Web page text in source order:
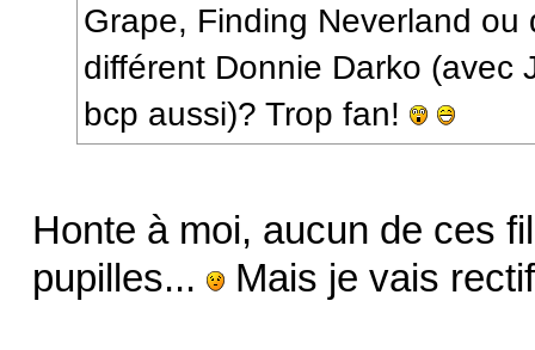
Grape, Finding Neverland
différent Donnie Darko (avec
bcp aussi)? Trop fan!
Honte à moi, aucun de ces
pupilles...
Mais je vais